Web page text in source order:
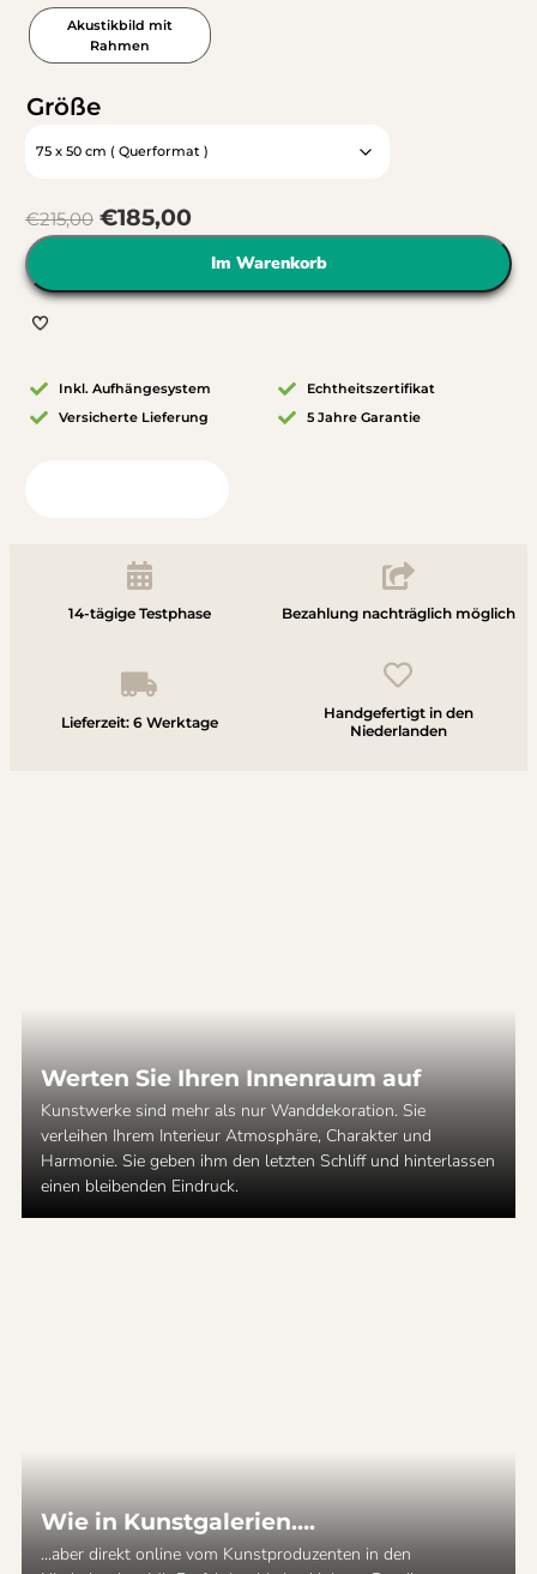
Akustikbild mit
Rahmen
Größe
€215,00 €185,00
Im Warenkorb
Inkl. Aufhängesystem
Versicherte Lieferung
Echtheitszertifikat
5 Jahre Garantie
14-tägige Testphase Bezahlung nachträglich möglich
Lieferzeit: 6 Werktage
Handgefertigt in den
Niederlanden
Werten Sie Ihren Innenraum auf
Kunstwerke sind mehr als nur Wanddekoration. Sie
verleihen Ihrem Interieur Atmosphäre, Charakter und
Harmonie. Sie geben ihm den letzten Schliff und hinterlassen
einen bleibenden Eindruck.
Wie in Kunstgalerien….
...aber direkt online vom Kunstproduzenten in den